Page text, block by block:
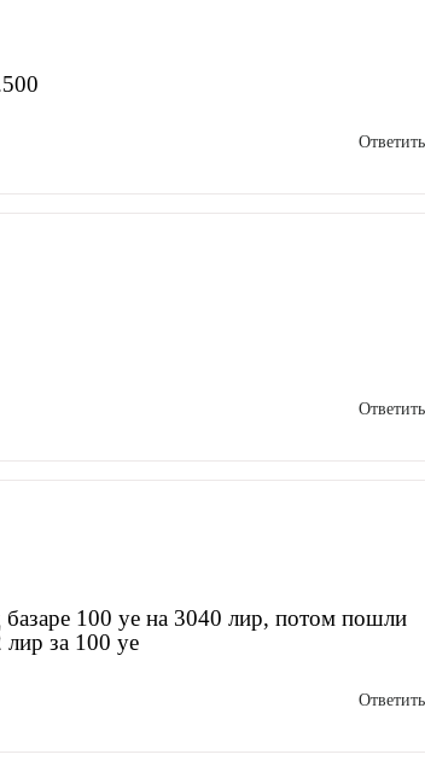
Ответить
Ответить
100 уе на 3040 лир, потом пошли
за 100 уе
Ответить